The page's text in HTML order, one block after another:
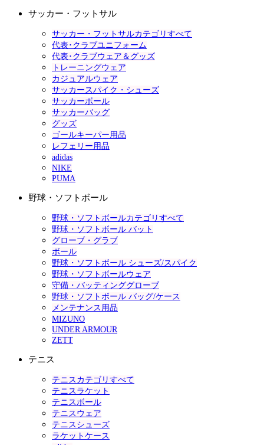
サッカー・フットサル
サッカー・フットサルカテゴリすべて
代表･クラブユニフォーム
代表･クラブウェア＆グッズ
トレーニングウェア
カジュアルウェア
サッカースパイク・シューズ
サッカーボール
サッカーバッグ
グッズ
ゴールキーパー用品
レフェリー用品
adidas
NIKE
PUMA
野球・ソフトボール
野球・ソフトボールカテゴリすべて
野球・ソフトボール バット
グローブ・グラブ
ボール
野球・ソフトボール シューズ/スパイク
野球・ソフトボールウェア
守備・バッティンググローブ
野球・ソフトボール バッグ/ケース
メンテナンス用品
MIZUNO
UNDER ARMOUR
ZETT
テニス
テニスカテゴリすべて
テニスラケット
テニスボール
テニスウェア
テニスシューズ
ラケットケース